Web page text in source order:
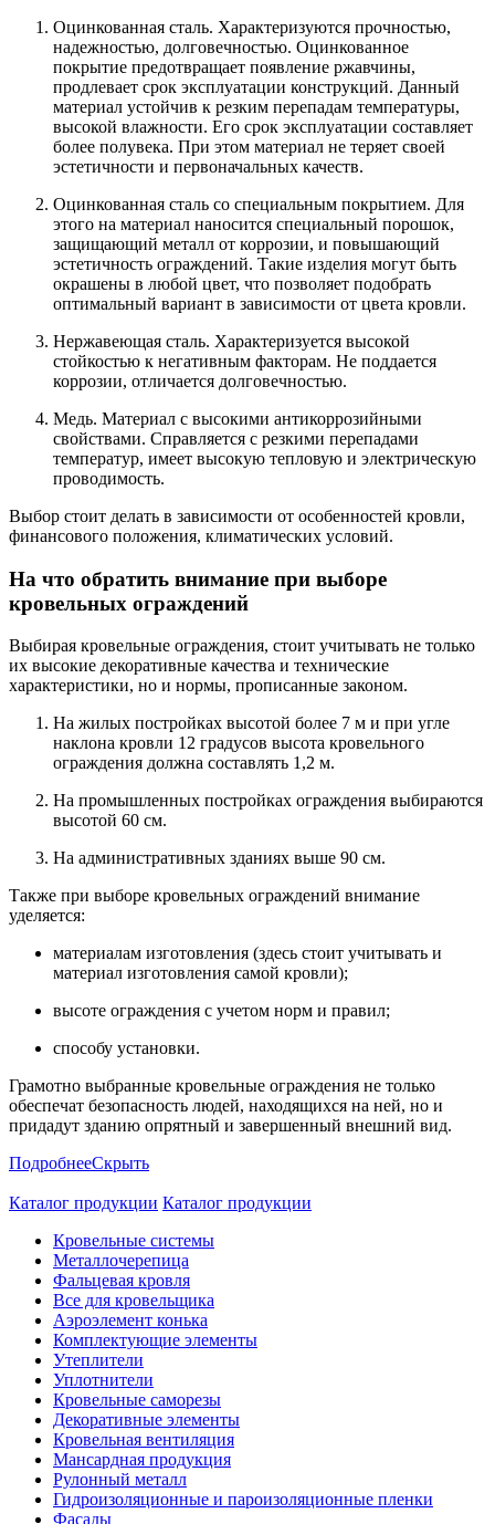
Оцинкованная сталь. Характеризуются прочностью,
надежностью, долговечностью. Оцинкованное
покрытие предотвращает появление ржавчины,
продлевает срок эксплуатации конструкций. Данный
материал устойчив к резким перепадам температуры,
высокой влажности. Его срок эксплуатации составляет
более полувека. При этом материал не теряет своей
эстетичности и первоначальных качеств.
Оцинкованная сталь со специальным покрытием. Для
этого на материал наносится специальный порошок,
защищающий металл от коррозии, и повышающий
эстетичность ограждений. Такие изделия могут быть
окрашены в любой цвет, что позволяет подобрать
оптимальный вариант в зависимости от цвета кровли.
Нержавеющая сталь. Характеризуется высокой
стойкостью к негативным факторам. Не поддается
коррозии, отличается долговечностью.
Медь. Материал с высокими антикоррозийными
свойствами. Справляется с резкими перепадами
температур, имеет высокую тепловую и электрическую
проводимость.
Выбор стоит делать в зависимости от особенностей кровли,
финансового положения, климатических условий.
На что обратить внимание при выборе
кровельных ограждений
Выбирая кровельные ограждения, стоит учитывать не только
их высокие декоративные качества и технические
характеристики, но и нормы, прописанные законом.
На жилых постройках высотой более 7 м и при угле
наклона кровли 12 градусов высота кровельного
ограждения должна составлять 1,2 м.
На промышленных постройках ограждения выбираются
высотой 60 см.
На административных зданиях выше 90 см.
Также при выборе кровельных ограждений внимание
уделяется:
материалам изготовления (здесь стоит учитывать и
материал изготовления самой кровли);
высоте ограждения с учетом норм и правил;
способу установки.
Грамотно выбранные кровельные ограждения не только
обеспечат безопасность людей, находящихся на ней, но и
придадут зданию опрятный и завершенный внешний вид.
ПодробнееСкрыть
Каталог продукции Каталог продукции
Кровельные системы
Металлочерепица
Фальцевая кровля
Все для кровельщика
Аэроэлемент конька
Комплектующие элементы
Утеплители
Уплотнители
Кровельные саморезы
Декоративные элементы
Кровельная вентиляция
Мансардная продукция
Рулонный металл
Гидроизоляционные и пароизоляционные пленки
Фасады